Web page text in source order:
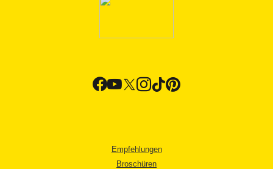
Empfehlungen
Broschüren